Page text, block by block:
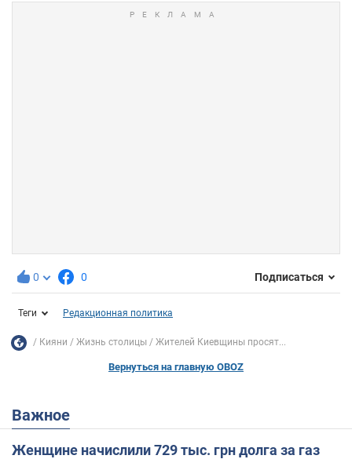
0 0 Подписаться
Теги Редакционная политика
Кияни Жизнь столицы Жителей Киевщины просят...
Вернуться на главную OBOZ
Важное
Женщине начислили 729 тыс. грн долга за газ